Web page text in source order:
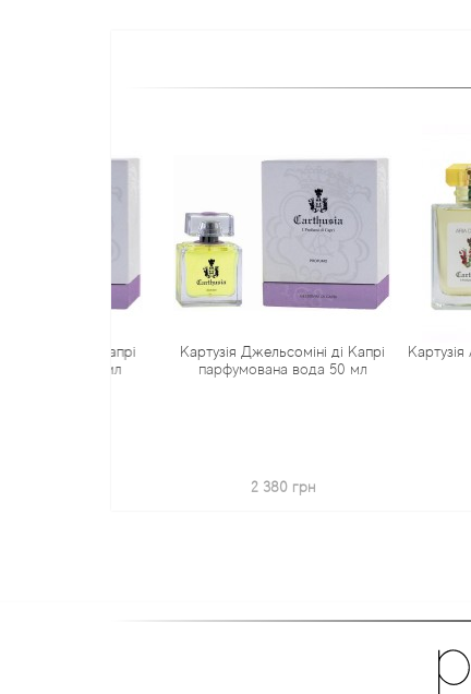
Картузія Джельсоміні ді Капрі
парфумована вода 50 мл
2 380 грн
Картузія Арія